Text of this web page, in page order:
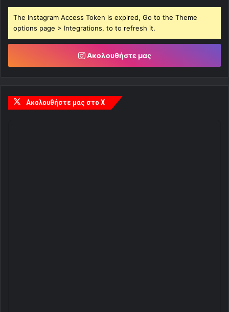
The Instagram Access Token is expired, Go to the Theme
options page > Integrations, to to refresh it.
Ακολουθήστε μας
Ακολουθήστε μας στο X